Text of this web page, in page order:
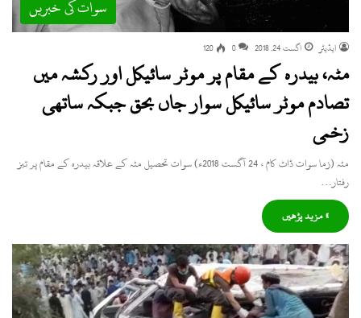
سوات کی خبریں
ایڈیٹر اگست 24, 2018 0
120
مٹہ، بیدرہ کے مقام پر موٹر سائیکل اور رکشہ میں
تصادم موٹر سائیکل سوار جاں بحق جبکہ ساتھی
زخمی
مٹہ (زما سوات ڈاٹ کام ، 24 آگست 2018ء) سوات تحصیل مٹہ کے علاقہ بیدرہ کے مقام پر تیز
رفتار…
» مزید پڑھیں